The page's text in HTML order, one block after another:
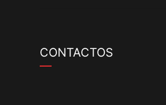
CONTACTOS